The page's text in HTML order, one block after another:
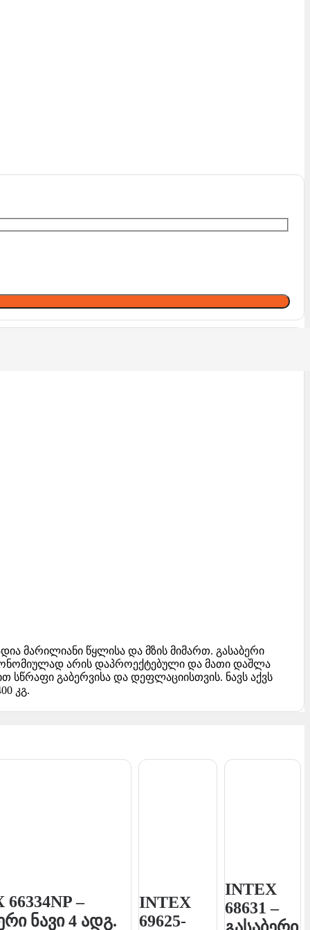
მარილიანი წყლისა და მზის მიმართ. გასაბერი
არის დაპროექტებული და მათი დაშლა
სწრაფი გაბერვისა და დეფლაციისთვის. ნავს აქვს
კგ.
66334NP –
ნავი 4 ადგ.
INTEX
69625-
INTEX
68631 –